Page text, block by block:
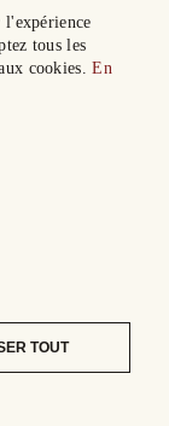
tous les
cookies.En
TOUT